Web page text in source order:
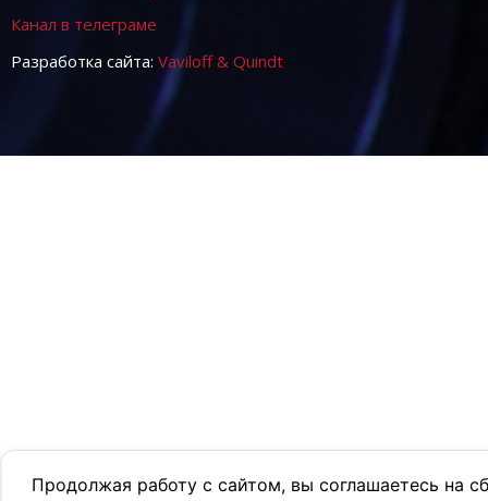
Продолжая работу с сайтом, вы соглашаетесь на
Канал в телеграме
Разработка сайта: Vaviloff & Quindt